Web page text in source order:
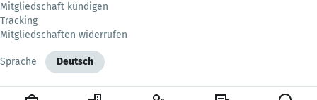
Mitgliedschaft kündigen
Tracking
Mitgliedschaften widerrufen
Sprache Deutsch